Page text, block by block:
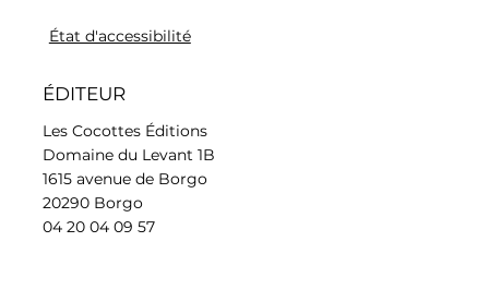
État d'accessibilité
ÉDITEUR
Les Cocottes Éditions
Domaine du Levant 1B
1615 avenue de Borgo
20290 Borgo
04 20 04 09 57